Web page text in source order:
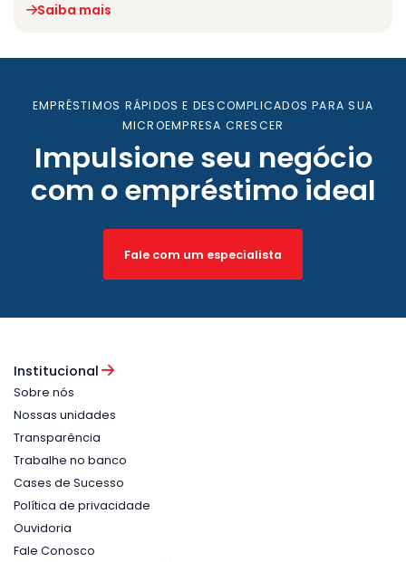
Saiba mais
EMPRÉSTIMOS RÁPIDOS E DESCOMPLICADOS PARA SUA
MICROEMPRESA CRESCER
Impulsione seu negócio
com o empréstimo ideal
Fale com um especialista
Institucional
Sobre nós
Nossas unidades
Transparência
Trabalhe no banco
Cases de Sucesso
Política de privacidade
Ouvidoria
Fale Conosco